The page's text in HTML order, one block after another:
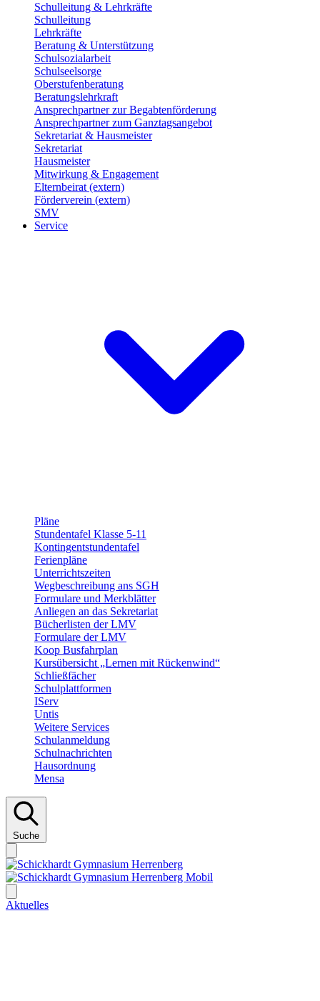
Schulleitung & Lehrkräfte
Schulleitung
Lehrkräfte
Beratung & Unterstützung
Schulsozialarbeit
Schulseelsorge
Oberstufenberatung
Beratungslehrkraft
Ansprechpartner zur Begabtenförderung
Ansprechpartner zum Ganztagsangebot
Sekretariat & Hausmeister
Sekretariat
Hausmeister
Mitwirkung & Engagement
Elternbeirat (extern)
Förderverein (extern)
SMV
Service
Pläne
Stundentafel Klasse 5-11
Kontingentstundentafel
Ferienpläne
Unterrichtszeiten
Wegbeschreibung ans SGH
Formulare und Merkblätter
Anliegen an das Sekretariat
Bücherlisten der LMV
Formulare der LMV
Koop Busfahrplan
Kursübersicht „Lernen mit Rückenwind“
Schließfächer
Schulplattformen
IServ
Untis
Weitere Services
Schulanmeldung
Schulnachrichten
Hausordnung
Mensa
Suche
Aktuelles